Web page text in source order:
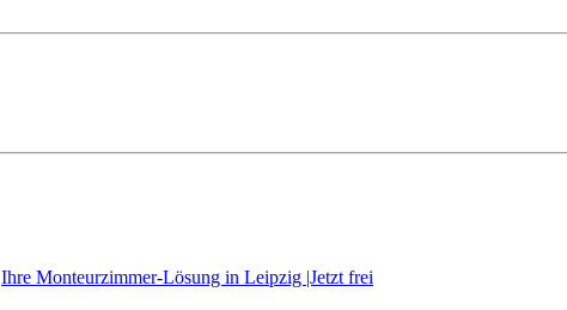
Ihre Monteurzimmer-Lösung in Leipzig |Jetzt frei